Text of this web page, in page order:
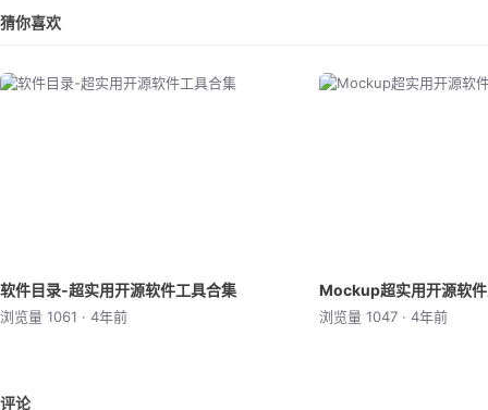
猜你喜欢
软件目录-超实用开源软件工具合集
浏览量 1061 · 4年前
Mockup超实用开源软
浏览量 1047 · 4年前
评论